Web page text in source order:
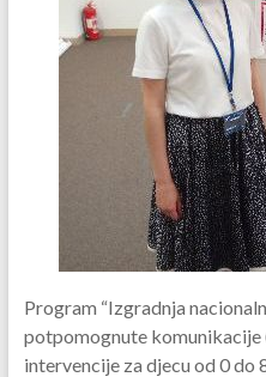
Program “Izgradnja
potpomognute komunikacije
intervencije za djecu od 0 do